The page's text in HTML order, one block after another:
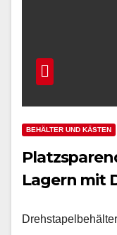
BEHÄLTER UND KÄSTEN
Lagern mit